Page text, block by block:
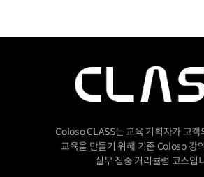
Coloso CLASS는 교육 기획자가 고객
교육을 만들기 위해 기존 Coloso 강
실무 집중 커리큘럼 코스입